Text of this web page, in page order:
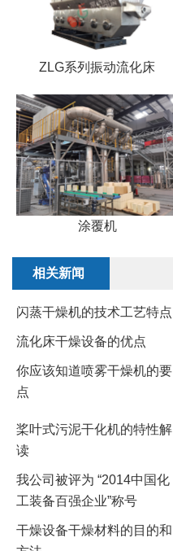
ZLG系列振动流化床
涂覆机
相关新闻
闪蒸干燥机的技术工艺特点
流化床干燥设备的优点
​你应该知道喷雾干燥机的要
点
桨叶式污泥干化机的特性解
读
我公司被评为 “2014中国化
工装备百强企业”称号
干燥设备干燥材料的目的和